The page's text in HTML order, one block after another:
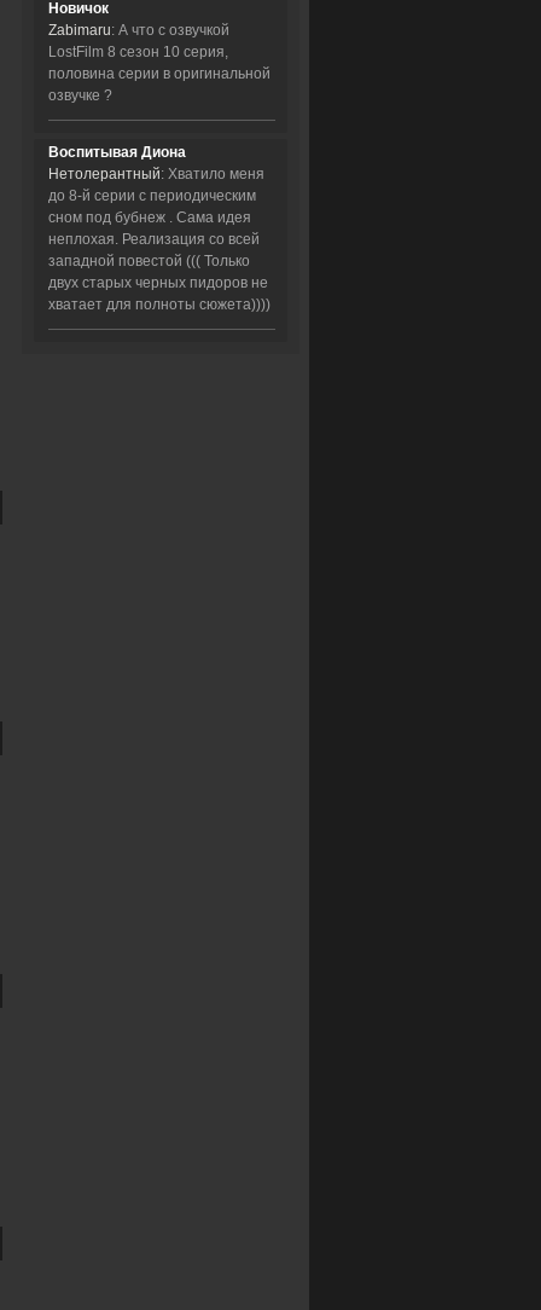
Новичок
Zabimaru: А что с озвучкой
LostFilm 8 сезон 10 серия,
половина серии в оригинальной
озвучке ?
Воспитывая Диона
Нетолерантный: Хватило меня
до 8-й серии с периодическим
сном под бубнеж . Сама идея
неплохая. Реализация со всей
западной повестой ((( Только
двух старых черных пидоров не
хватает для полноты сюжета))))